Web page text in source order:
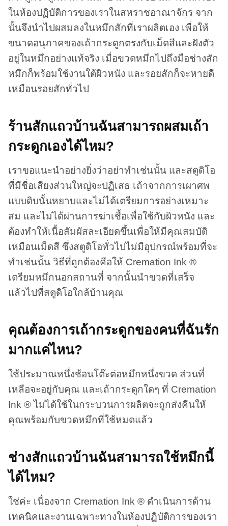
ในห้องปฏิบัติการของเราในสหราชอาณาจักร จาก
นั้นจึงนำไปผสมลงในหมึกสักที่เราผลิตเอง เพื่อให้
ขนาดอนุภาคของเถ้ากระดูกตรงกับเม็ดสีและฝังตัว
อยู่ในหมึกอย่างแท้จริง เมื่อขวดหมึกไปถึงมือช่างสัก
หมึกก็พร้อมใช้งานใต้ผิวหนัง และรอยสักก็จะหายดี
เหมือนรอยสักทั่วไป
ร้านสักแถวบ้านฉันสามารถผสมเถ้า
กระดูกเองได้ไหม?
เราขอแนะนำอย่างยิ่งว่าอย่าทำเช่นนั้น และสตูดิโอ
ที่มีชื่อเสียงส่วนใหญ่จะปฏิเสธ เถ้าจากการเผาศพ
แบบดิบนั้นหยาบและไม่ได้เตรียมการอย่างเหมาะ
สม และไม่ได้ผ่านการฆ่าเชื้อเพื่อใช้กับผิวหนัง และ
ต้องทำให้เนื้อสัมผัสละเอียดขึ้นเพื่อให้มีคุณสมบัติ
เหมือนเม็ดสี ซึ่งสตูดิโอทั่วไปไม่มีอุปกรณ์พร้อมที่จะ
ทำเช่นนั้น วิธีที่ถูกต้องคือให้ Cremation Ink ®
เตรียมหมึกนอกสถานที่ จากนั้นนำขวดที่เสร็จ
แล้วไปที่สตูดิโอใกล้บ้านคุณ
คุณต้องการเถ้ากระดูกของคนที่ฉันรัก
มากแค่ไหน?
ใช้ประมาณหนึ่งช้อนโต๊ะต่อหมึกหนึ่งขวด ส่วนที่
เหลือจะอยู่กับคุณ และเถ้ากระดูกใดๆ ที่ Cremation
Ink ® ไม่ได้ใช้ในกระบวนการผลิตจะถูกส่งคืนให้
คุณพร้อมกับขวดหมึกที่ใช้หมดแล้ว
ช่างสักแถวบ้านฉันสามารถใช้หมึกนี้
ได้ไหม?
ใช่ค่ะ เนื่องจาก Cremation Ink ® ดำเนินการด้าน
เทคนิคและงานเฉพาะทางในห้องปฏิบัติการของเรา